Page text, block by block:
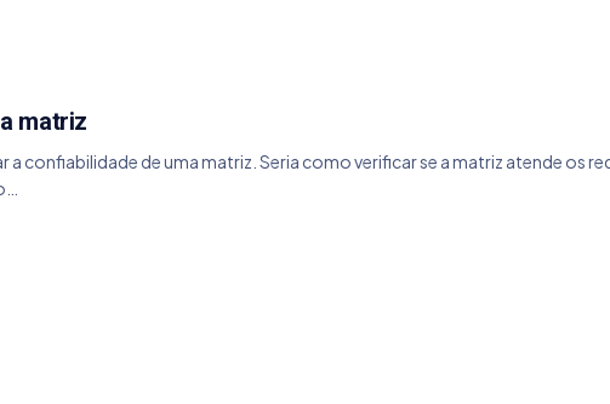
matriz
confiabilidade de uma matriz. Seria como verificar se a matriz atende os